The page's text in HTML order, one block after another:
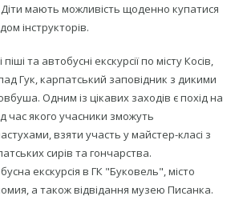
Діти мають можливість щоденно купатися
інструкторів.
та автобусні екскурсії по місту Косів,
Гук, карпатський заповідник з дикими
Одним із цікавих заходів є похід на
час якого учасники зможуть
взяти участь у майстер-класі з
сирів та гончарства.
екскурсія в ГК "Буковель", місто
а також відвідання музею Писанка.